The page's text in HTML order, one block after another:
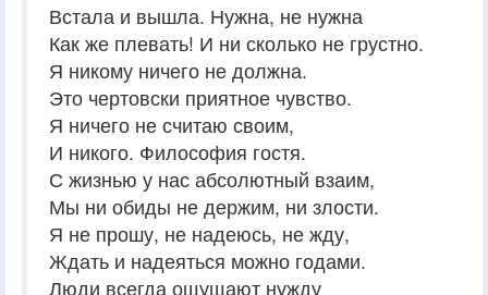
Встала и вышла. Нужна, не нужна
Как же плевать! И ни сколько не грустно.
Я никому ничего не должна.
Это чертовски приятное чувство.
Я ничего не считаю своим,
И никого. Философия гостя.
С жизнью у нас абсолютный взаим,
Мы ни обиды не держим, ни злости.
Я не прошу, не надеюсь, не жду,
Ждать и надеяться можно годами.
Люди всегда ощущают нужду